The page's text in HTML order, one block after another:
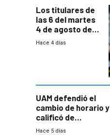
Los titulares de
las 6 del martes
4 de agosto de
2026
Hace 4 días
UAM defendió el
cambio de horario y
calificó de
“desproporcionado”
Hace 5 días